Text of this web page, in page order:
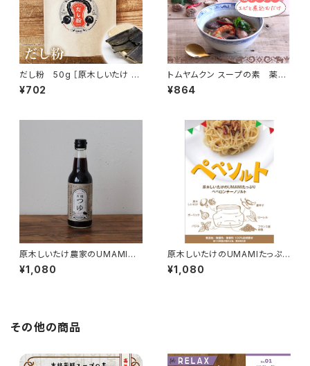
だし粉 50g ［原木しいたけ と
日高昆布 の粉末出汁］
¥702
トムヤムクン スープの素 薬膳
スパイスミックス
¥864
原木しいたけ農家のUMAMI
有機つゆ 「貫井園」×「弓削多
醤油」
¥1,080
原木しいたけのUMAMIたっぷり
ペペロンチーノソルト
¥1,080
その他の商品